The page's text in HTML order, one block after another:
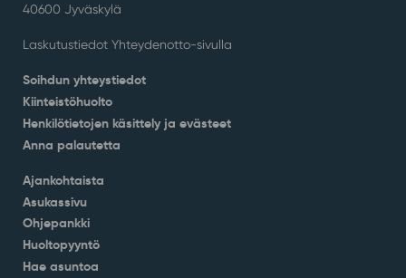
40600 Jyväskylä
Laskutustiedot Yhteydenotto-sivulla
Soihdun yhteystiedot
Kiinteistöhuolto
Henkilötietojen käsittely ja evästeet
Anna palautetta
Ajankohtaista
Asukassivu
Ohjepankki
Huoltopyyntö
Hae asuntoa